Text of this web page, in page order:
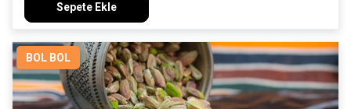
Sepete Ekle
BOL BOL